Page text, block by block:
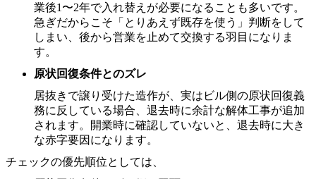
業後1〜2年で入れ替えが必要になることも多いです。
急ぎだからこそ「とりあえず既存を使う」判断をして
しまい、後から営業を止めて交換する羽目になりま
す。
原状回復条件とのズレ
居抜きで譲り受けた造作が、実はビル側の原状回復義
務に反している場合、退去時に余計な解体工事が追加
されます。開業時に確認していないと、退去時に大き
な赤字要因になります。
チェックの優先順位としては、